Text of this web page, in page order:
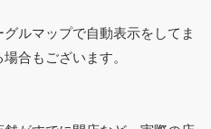
ルマップで自動表示をしてま
合もございます。